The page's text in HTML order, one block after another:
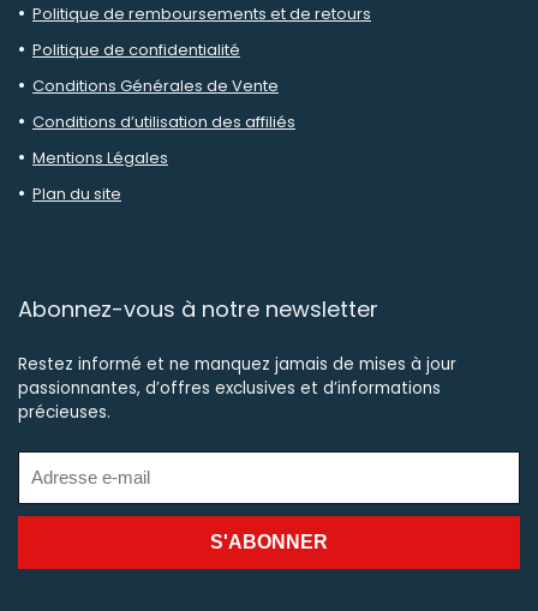
Politique de remboursements et de retours
Politique de confidentialité
Conditions Générales de Vente
Conditions d’utilisation des affiliés
Mentions Légales
Plan du site
Abonnez-vous à notre newsletter
Restez informé et ne manquez jamais de mises à jour
passionnantes, d’offres exclusives et d’informations
précieuses.